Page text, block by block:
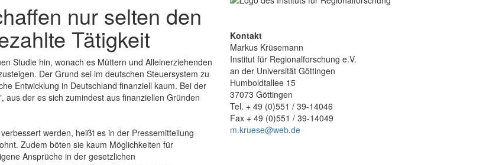
nur selten den
Tätigkeit
Studie hin, wonach es Müttern und Alleinerziehenden
Der Grund sei im deutschen Steuersystem zu
Entwicklung in Deutschland finanziell kaum. Bei der
der es sich zumindest aus finanziellen Gründen
werden, heißt es in der Pressemitteilung
Zudem böten sie kaum Möglichkeiten für
Ansprüche in der gesetzlichen
Kontakt
Markus Krüsemann
Institut für Regionalforschung e.V.
an der Universität Göttingen
Humboldtallee 15
37073 Göttingen
Tel. + 49 (0)551 / 39-14046
Fax + 49 (0)551 / 39-14049
m.kruese@web.de